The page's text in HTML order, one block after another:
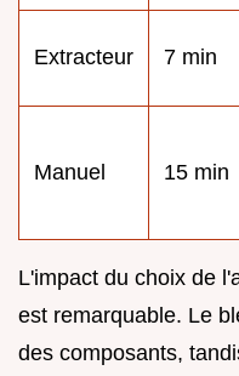
Extracteur 7 min
Manuel 15 min
L'impact du choix de
est remarquable. Le
des composants,